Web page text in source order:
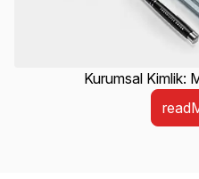
Kurumsal Kimlik: